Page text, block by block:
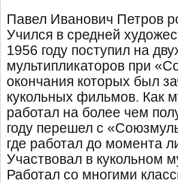
Павел Иванович Петров
Учился в средней
1956 году поступил на
мультипликаторов при
окончания которых был
кукольных фильмов. Как
работал на более чем
году перешел с
где работал до момента
Участвовал в кукольном
Работал со многими